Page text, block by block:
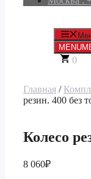
MENU
0
Главная /
резин. 400 без
Колесо
8 060₽